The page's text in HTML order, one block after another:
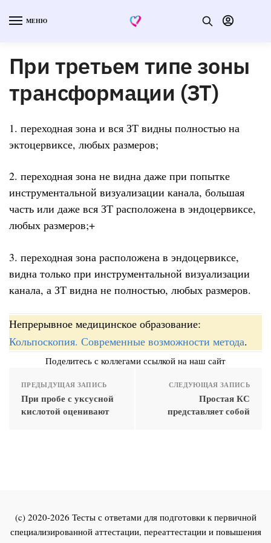
МЕНЮ
При третьем типе зоны
трансформации (ЗТ)
1. переходная зона и вся ЗТ видны полностью на
эктоцервиксе, любых размеров;
2. переходная зона не видна даже при попытке
инструментальной визуализации канала, большая
часть или даже вся ЗТ расположена в эндоцервиксе,
любых размеров;+
3. переходная зона расположена в эндоцервиксе,
видна только при инструментальной визуализации
канала, а ЗТ видна не полностью, любых размеров.
Непрерывное медицинское образование:
Кольпоскопия. Современные возможности метода.
Поделитесь с коллегами ссылкой на наш сайт
ПРЕДЫДУЩАЯ ЗАПИСЬ
При пробе с уксусной
кислотой оценивают
СЛЕДУЮЩАЯ ЗАПИСЬ
Простая КС
представляет собой
(c) 2020-2026 Тесты с ответами для подготовки к первичной
специализированной аттестации, переаттестации и повышения